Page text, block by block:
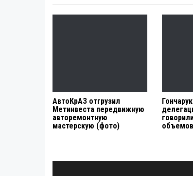
АвтоКрАЗ отгрузил
Метинвеста передвижную
авторемонтную
мастерскую (фото)
Навигация